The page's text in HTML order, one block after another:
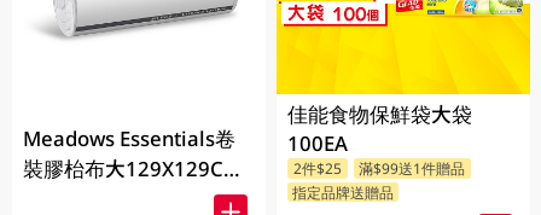
Meadows Essentials卷
裝膠枱布大129X129CM
佳能食物保鮮袋大袋
100EA
2件$25
滿$99送1件贈品
指定品牌送贈品